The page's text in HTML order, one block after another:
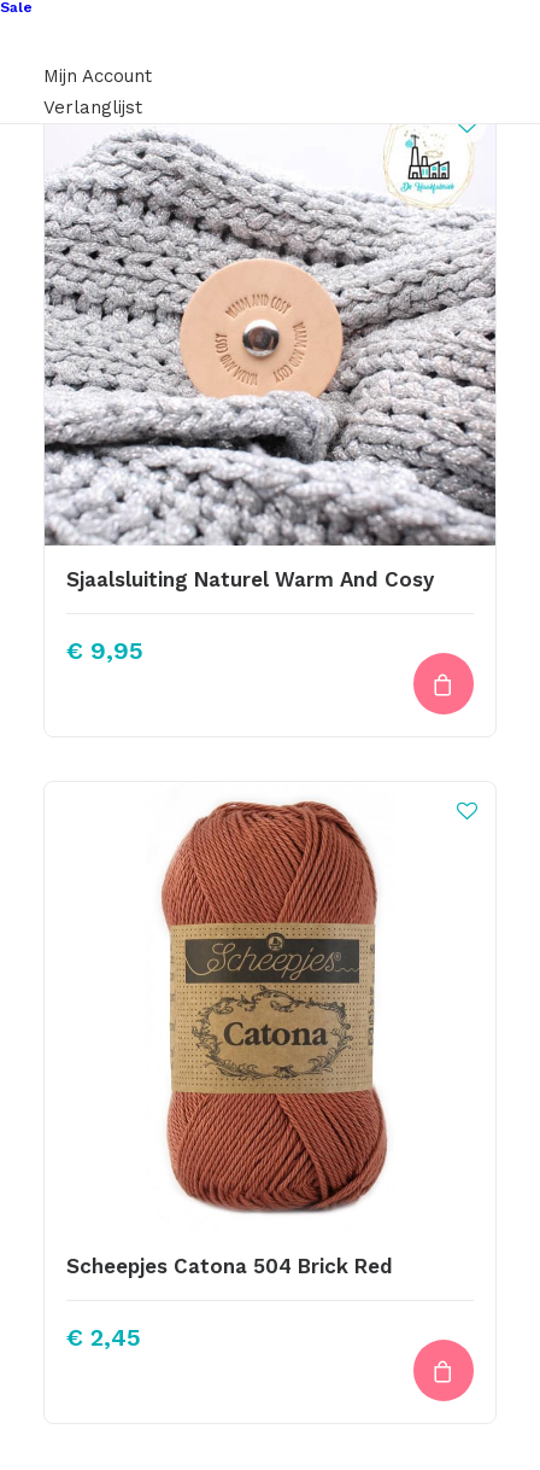
Sale
Mijn Account
Verlanglijst
Sjaalsluiting Naturel Warm And Cosy
€ 9,95
Scheepjes Catona 504 Brick Red
€ 2,45